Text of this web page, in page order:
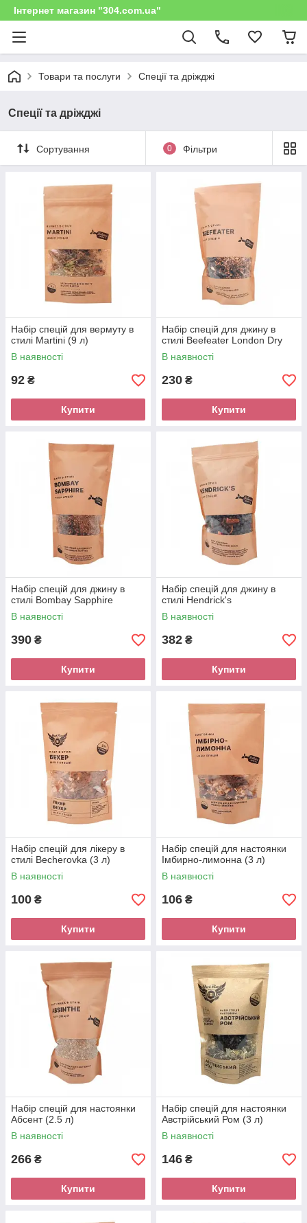
Інтернет магазин "304.com.ua"
Товари та послуги Спеції та дріжджі
Спеції та дріжджі
Сортування 0 Фільтри
Набір спецій для вермуту в
стилі Martini (9 л)
В наявності
92 ₴
Купити
Набір спецій для джину в
стилі Beefeater London Dry
В наявності
230 ₴
Купити
Набір спецій для джину в
стилі Bombay Sapphire
В наявності
390 ₴
Купити
Набір спецій для джину в
стилі Hendrick's
В наявності
382 ₴
Купити
Набір спецій для лікеру в
стилі Becherovka (3 л)
В наявності
100 ₴
Купити
Набір спецій для настоянки
Імбирно-лимонна (3 л)
В наявності
106 ₴
Купити
Набір спецій для настоянки
Абсент (2.5 л)
В наявності
266 ₴
Купити
Набір спецій для настоянки
Австрійський Ром (3 л)
В наявності
146 ₴
Купити